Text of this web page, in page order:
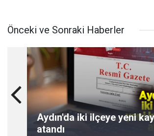
Önceki ve Sonraki Haberler
Aydın'da iki ilçeye yeni
atandı